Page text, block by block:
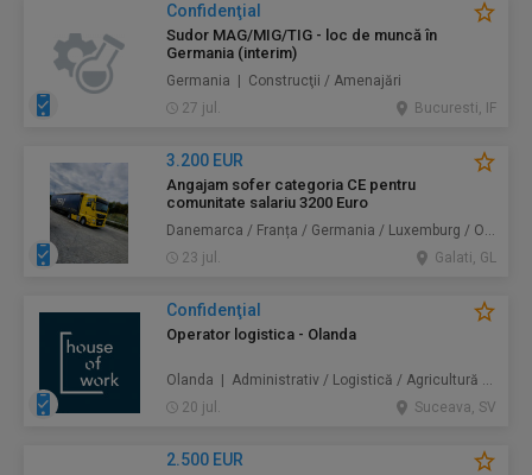
Confidenţial
Sudor MAG/MIG/TIG - loc de muncă în
Germania (interim)
Germania | Construcţii / Amenajări
27 jul.
Bucuresti, IF
3.200 EUR
Angajam sofer categoria CE pentru
comunitate salariu 3200 Euro
Danemarca / Franța / Germania / Luxemburg / Olanda | Transport
23 jul.
Galati, GL
Confidenţial
Operator logistica - Olanda
Olanda | Administrativ / Logistică / Agricultură / Silvicultură / Prestări servicii / Producție /
20 jul.
Suceava, SV
2.500 EUR